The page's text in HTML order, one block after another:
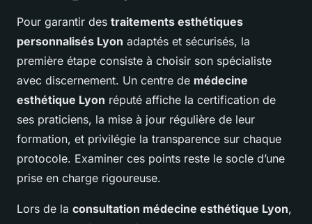
Pour garantir des traitements esthétiques
personnalisés Lyon adaptés et sécurisés, la
première étape consiste à choisir son spécialiste
avec discernement. Un centre de médecine
esthétique Lyon réputé affiche la certification de
ses praticiens, la mise à jour régulière de leur
formation, et privilégie la transparence sur chaque
protocole. Examiner ces points reste le socle d’une
prise en charge rigoureuse.
Lors de la consultation médecine esthétique Lyon,